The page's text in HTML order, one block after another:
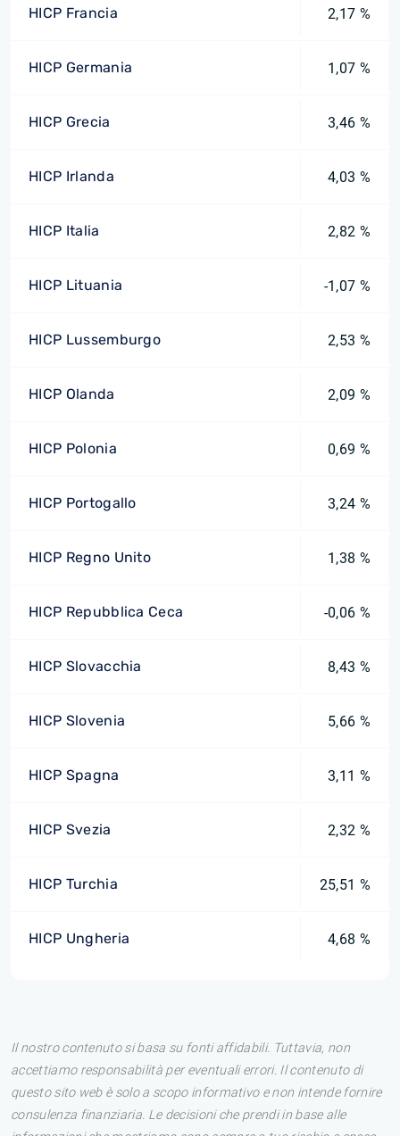
HICP Francia 2,17 %
HICP Germania 1,07 %
HICP Grecia 3,46 %
HICP Irlanda 4,03 %
HICP Italia 2,82 %
HICP Lituania -1,07 %
HICP Lussemburgo 2,53 %
HICP Olanda 2,09 %
HICP Polonia 0,69 %
HICP Portogallo 3,24 %
HICP Regno Unito 1,38 %
HICP Repubblica Ceca -0,06 %
HICP Slovacchia 8,43 %
HICP Slovenia 5,66 %
HICP Spagna 3,11 %
HICP Svezia 2,32 %
HICP Turchia 25,51 %
HICP Ungheria 4,68 %
Il nostro contenuto si basa su fonti affidabili. Tuttavia, non
accettiamo responsabilità per eventuali errori. Il contenuto di
questo sito web è solo a scopo informativo e non intende fornire
consulenza finanziaria. Le decisioni che prendi in base alle